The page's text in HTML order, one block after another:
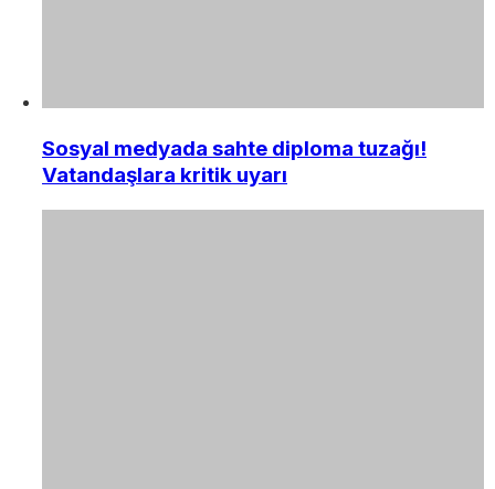
Sosyal medyada sahte diploma tuzağı!
Vatandaşlara kritik uyarı